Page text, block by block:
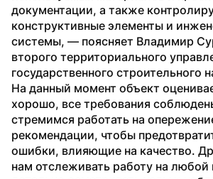
документации, а также
конструктивные элементы и
системы, — поясняет Владимир
второго территориального
государственного строительного
На данный момент объект
хорошо, все требования
стремимся работать на
рекомендации, чтобы
ошибки, влияющие на качество.
нам отслеживать работу на любой